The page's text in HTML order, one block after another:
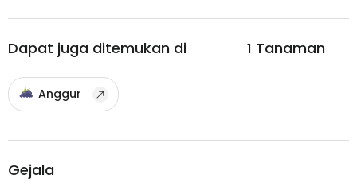
Dapat juga ditemukan di 1 Tanaman
Anggur
Gejala